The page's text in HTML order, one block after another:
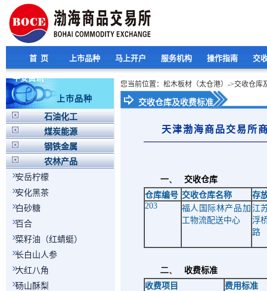
首 页 上市品种 马上开户 服务机构 操作指南 交
平安资讯
上市品种
石油化工
煤炭能源
钢铁金属
农林产品
安岳柠檬
安化黑茶
白砂糖
百合
菜籽油（红蜻蜓）
长白山人参
大红八角
砀山酥梨
您当前位置：松木板材（太仓港）->交收仓库
交收仓库及收费标准
天津渤海商品交易所
一、
交收仓库
仓库编号 交收仓库名称
存
203
福人国际林产品加
工物流配送中心
江
浮
路
二、
收费标准
收费项目
费用标准